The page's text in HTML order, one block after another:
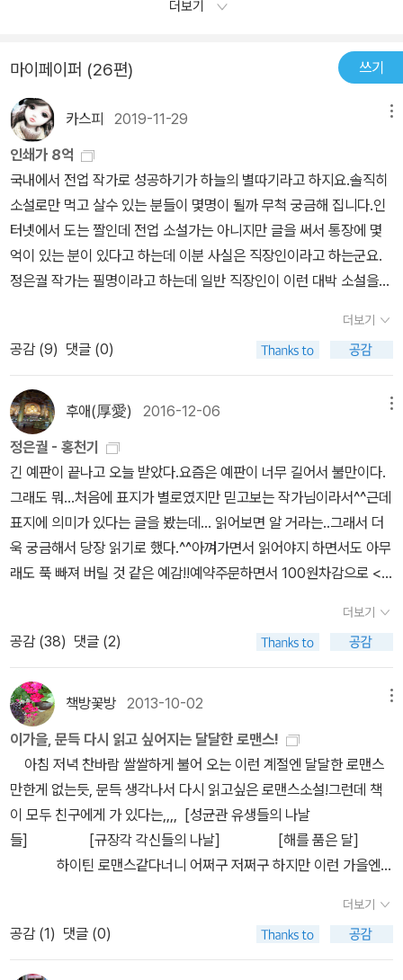
더보기
마이페이퍼 (26편) 쓰기
카스피 2019-11-29
인쇄가 8억
국내에서 전업 작가로 성공하기가 하늘의 별따기라고 하지요.솔직히
소설로만 먹고 살수 있는 분들이 몇명이 될까 무척 궁금해 집니다.인
터넷에서 도는 짤인데 전업 소설가는 아니지만 글을 써서 통장에 몇
억이 있는 분이 있다고 하는데 이분 사실은 직장인이라고 하는군요.
정은궐 작가는 필명이라고 하는데 일반 직장인이 이런 대박 소설을
소설도 나온지 꽤 되었고(해품달-2005년/성균관-2007년/규장각-
2009년/홍천기-2016년} 드라마로도 나온지 꽤 됬는데 아무래도 작
가가 직장이다보니 더 이상 작품이 나오지 않는것 같네요. 첫 소설이
2005년에 나왔고 지금이 2019년 말이니 아마도 직장에서 중간 관
리자 이상으로 승진하셨는지 책 쓸 시간이 없나 봅니다^^;;;아마튼 넘
부럽습니당^^by caspi
더보기
공감 (9) 댓글 (0)
후애(厚愛) 2016-12-06
정은궐 - 홍천기
긴 예판이 끝나고 오늘 받았다.요즘은 예판이 너무 길어서 불만이다.
그래도 뭐...처음에 표지가 별로였지만 믿고보는 작가님이라서^^근데
표지에 의미가 있다는 글을 봤는데... 읽어보면 알 거라는..그래서 더
욱 궁금해서 당장 읽기로 했다.^^아껴가면서 읽어야지 하면서도 아무
래도 푹 빠져 버릴 것 같은 예감!!예약주문하면서 100원차감으로 <
히 찍어서 올려본다.^^<홍천기>책이랑 마그넷표지를 보니 꼭 토끼
얼굴같아.^^;;나만 그렇게 보이는건가???홍천기랑 나란히 찍은 해를
품은 달, 성균관, 규장각 책들~소장하면서 여러번 즐독 한 것 같다.봐
도 봐도 질리지 않는 책들~ 정은궐 장편소설. <홍천기>는 주인공의
이름이자 '붉은 하늘의 기밀(紅天機)'이라는 뜻을 담고 있다. 조선
초, 백유화단의 천방지축 열정의 여화공 홍천기(洪天起)는 동짓날
밤, 하늘에서 떨어진 남자를 줍게 된다. 이 세상 사람이 아닌 듯 고운
외모에 기분 좋은 향내가 나는 남자를 보며 홍천기는 시집 못 간 딸에
게 배필 하나만 내려 달라고 기도를 드렸다는 어머니의 말을 기억해
내고, 그가 하늘이 내려 준 자신의 남자라 믿는다.어린 시절 기우제를
지내다 알 수 없는 사고에 휘말려 맹인이 된 남자 하람. 온통 붉은색밖
에 보이지 않는 그는 홍천기를 만난 후 자신의 눈을 둘러싼 비밀을 알
더보기
공감 (38) 댓글 (2)
책방꽃방 2013-10-02
이가을, 문득 다시 읽고 싶어지는 달달한 로맨스!
아침 저녁 찬바람 쌀쌀하게 불어 오는 이런 계절엔 달달한 로맨스
만한게 없는듯, 문득 생각나서 다시 읽고싶은 로맨스소설!그런데 책
이 모두 친구에게 가 있다는,,,, [성균관 유생들의 나날
들] [규장각 각신들의 나날] [해를 품은 달]
하이틴 로맨스같다너니 어쩌구 저쩌구 하지만 이런 가을엔
없네요, 그만큼 재밌다는 거죠, 게다가 역사적 배경을 바탕으로 그린
소설이라 더 미스터리하고 흥미진진해요^^ [응답하라 1997 ] 그리
고 정말 재밌게 봤던 드라마, 드라마로 다시 보고 싶지만 책으로도 다
더보기
공감 (1) 댓글 (0)